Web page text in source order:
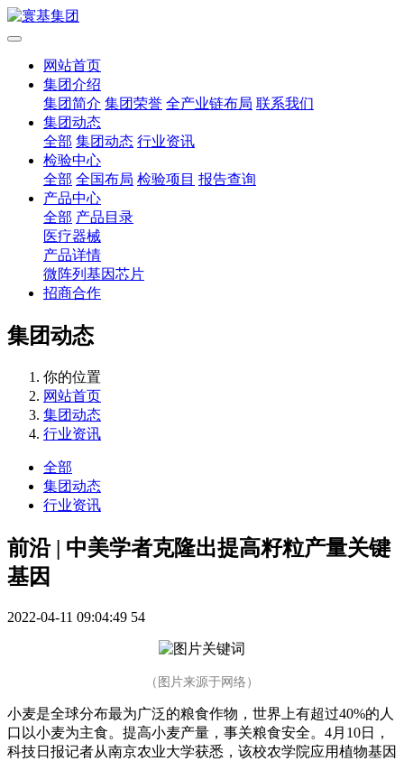
网站首页
集团介绍
集团简介 集团荣誉 全产业链布局 联系我们
集团动态
全部 集团动态 行业资讯
检验中心
全部 全国布局 检验项目 报告查询
产品中心
全部 产品目录
医疗器械
产品详情
微阵列基因芯片
招商合作
集团动态
你的位置
网站首页
集团动态
行业资讯
全部
集团动态
行业资讯
前沿 | 中美学者克隆出提高籽粒产量关键
基因
2022-04-11 09:04:49 54
（图片来源于网络）
小麦是全球分布最为广泛的粮食作物，世界上有超过40%的人
口以小麦为主食。提高小麦产量，事关粮食安全。4月10日，
科技日报记者从南京农业大学获悉，该校农学院应用植物基因